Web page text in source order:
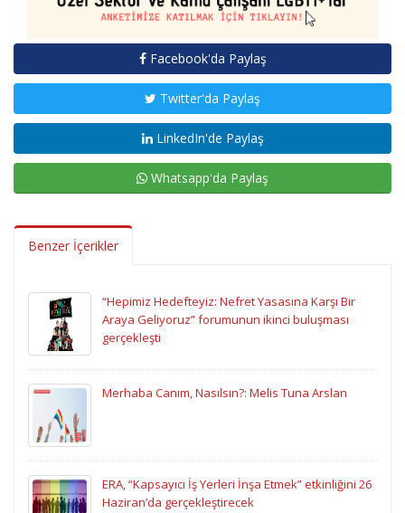
Facebook'da Paylaş
Twitter'da Paylaş
LinkedIn'de Paylaş
Whatsapp'da Paylaş
Benzer İçerikler
“Hepimiz Hedefteyiz: Nefret Yasasına Karşı Bir
Araya Geliyoruz” forumunun ikinci buluşması
gerçekleşti
Merhaba Canım, Nasılsın?: Melis Tuna Arslan
ERA, “Kapsayıcı İş Yerleri İnşa Etmek” etkinliğini 26
Haziran’da gerçekleştirecek